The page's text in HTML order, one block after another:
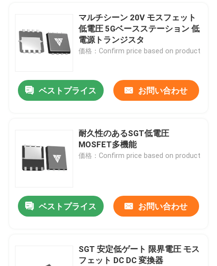
家へ
マルチシーン 20V モスフェット
低電圧 5Gベースステーション 低
電源トランジスタ
価格：Confirm price based on product
ベストプライス お問い合わせ
耐久性のあるSGT低電圧
MOSFET多機能
価格：Confirm price based on product
ベストプライス お問い合わせ
SGT 安定低ゲート 限界電圧 モス
フェット DC DC 変換器